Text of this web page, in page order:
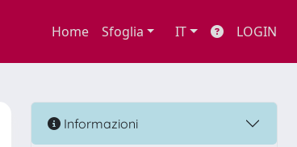
Home Sfoglia IT LOGIN
Informazioni